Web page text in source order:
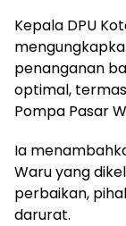
Kepala DPU
penanganan
optimal,
Pompa Pasar
Ia
Waru yang
perbaikan,
darurat.